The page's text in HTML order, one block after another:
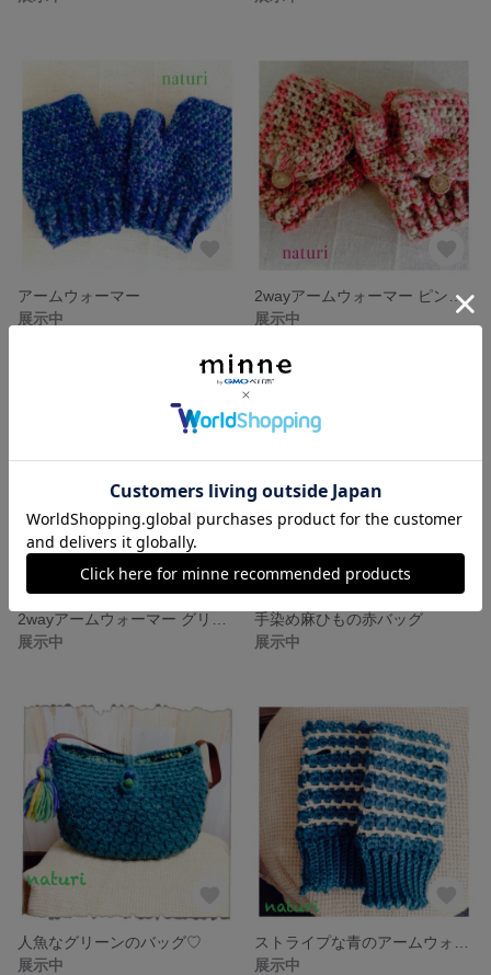
アームウォーマー
展示中
2wayアームウォーマー ピンクANDベージュ(送料込み)
展示中
展示中
手染め麻ひもの赤バッグ
展示中
人魚なグリーンのバッグ♡
展示中
展示中